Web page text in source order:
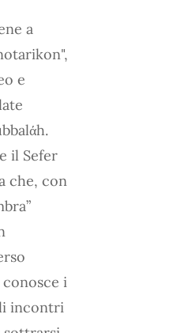
a
e
il Sefer
che, con
i
incontri